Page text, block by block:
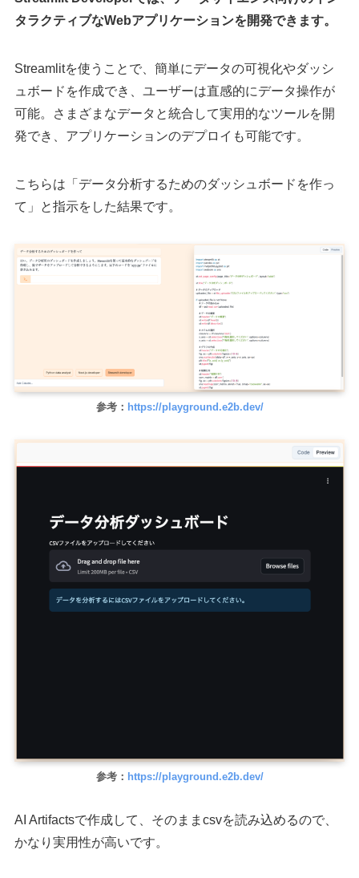
タラクティブなWebアプリケーションを開発できます。
Streamlitを使うことで、簡単にデータの可視化やダッシ
ュボードを作成でき、ユーザーは直感的にデータ操作が
可能。さまざまなデータと統合して実用的なツールを開
発でき、アプリケーションのデプロイも可能です。
こちらは「データ分析するためのダッシュボードを作っ
て」と指示をした結果です。
参考： https://playground.e2b.dev/
参考： https://playground.e2b.dev/
AI Artifactsで作成して、そのままcsvを読み込めるので、
かなり実用性が高いです。